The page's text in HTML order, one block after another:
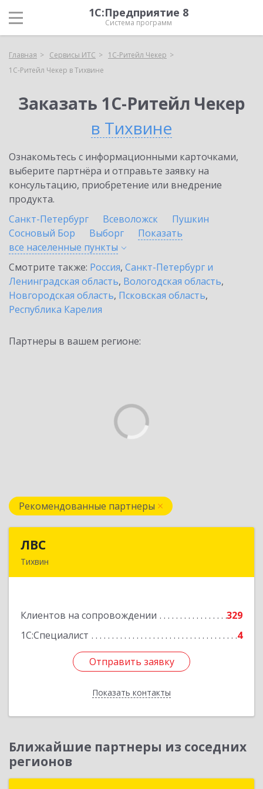
1С:Предприятие 8
Система программ
Главная Сервисы ИТС
1C-Ритейл Чекер
1C-Ритейл Чекер в Тихвине
Заказать 1C-Ритейл Чекер
в Тихвине
Ознакомьтесь с информационными карточками,
выберите партнёра и отправьте заявку на
консультацию, приобретение или внедрение
продукта.
Санкт-Петербург
Всеволожск
Пушкин
Сосновый Бор
Выборг
Показать
все населенные пункты
Смотрите также: Россия, Санкт-Петербург и
Ленинградская область, Вологодская область,
Новгородская область, Псковская область,
Республика Карелия
Партнеры в вашем регионе:
Рекомендованные партнеры
ЛВС
Тихвин
Клиентов на сопровождении
329
1С:Специалист
4
Отправить заявку
Показать контакты
Подробнее
Отправить заявку
Назад
Ближайшие партнеры из соседних
регионов